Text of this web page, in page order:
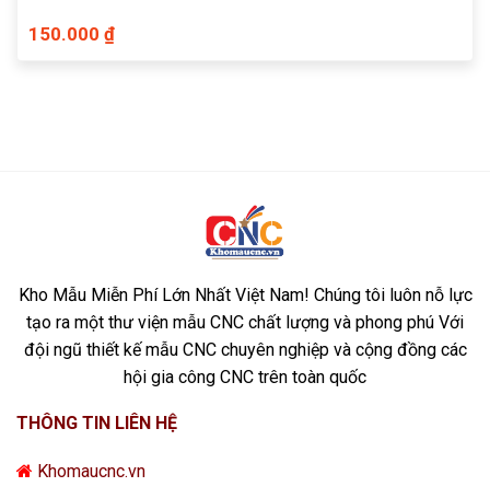
150.000 ₫
Kho Mẫu Miễn Phí Lớn Nhất Việt Nam! Chúng tôi luôn nỗ lực
tạo ra một thư viện mẫu CNC chất lượng và phong phú Với
đội ngũ thiết kế mẫu CNC chuyên nghiệp và cộng đồng các
hội gia công CNC trên toàn quốc
THÔNG TIN LIÊN HỆ
Khomaucnc.vn